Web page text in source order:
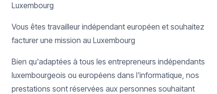
Luxembourg
Vous êtes travailleur indépendant européen et souhaitez
facturer une mission au Luxembourg
Bien qu'adaptées à tous les entrepreneurs indépendants
luxembourgeois ou européens dans l'informatique, nos
prestations sont réservées aux personnes souhaitant